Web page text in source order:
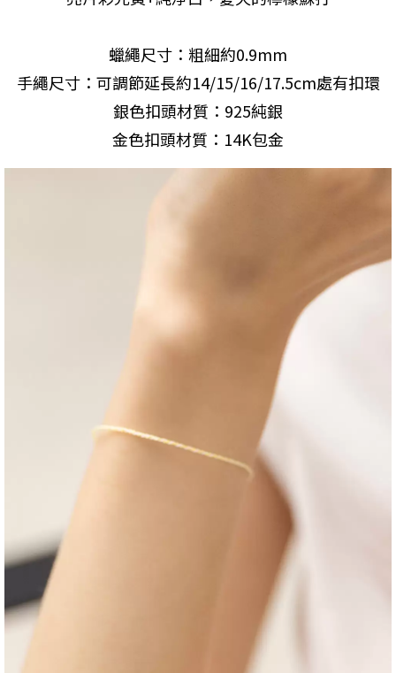
蠟繩尺寸：粗細約0.9mm
手繩尺寸：可調節延長約14/15/16/17.5cm處有扣環
銀色扣頭材質：925純銀
金色扣頭材質：14K包金